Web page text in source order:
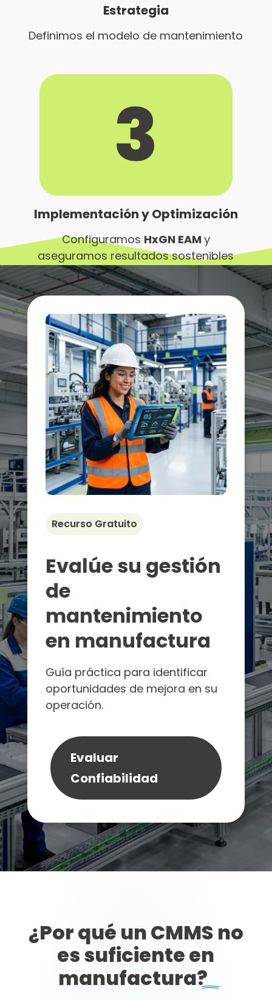
Estrategia
Definimos el modelo de mantenimiento
3
Implementación y Optimización
Configuramos HxGN EAMy
aseguramos resultados sostenibles
Recurso Gratuito
Evalúe su gestión
de
mantenimiento
en manufactura
Guía práctica para identificar
oportunidades de mejora en su
operación.
Evaluar
Confiabilidad
¿Por qué un CMMS no
es suficiente en
manufactura?